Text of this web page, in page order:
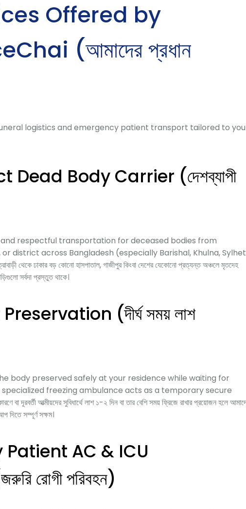
Offered by
(আমাদের প্রধান
logistics and emergency patient transport tailored to
Body Carrier (দেশব্যাপী
respectful transportation for deceased bodies from
district across Bangladesh (especially Barishal, Khulna,
ঢাকার বড় কোনো হাসপাতাল, গাজীপুর কিংবা দেশের যেকোনো প্রত্যন্ত অঞ্চলে মৃতদেহ
সর্বদা প্রস্তুত থাকে।
(দীর্ঘ সময় লাশ
body preserved safely at your residence while waiting for
freezing ambulance acts as a temporary secure
দূরবর্তী আত্মীয়দের সুবিধার্থে লাশ ১-২ দিন বা তার বেশি সময় ফ্রিজে রাখার প্রয়োজন হলে
দিতে সম্পূর্ণ সক্ষম।
AC & ICU
রোগী পরিবহন)